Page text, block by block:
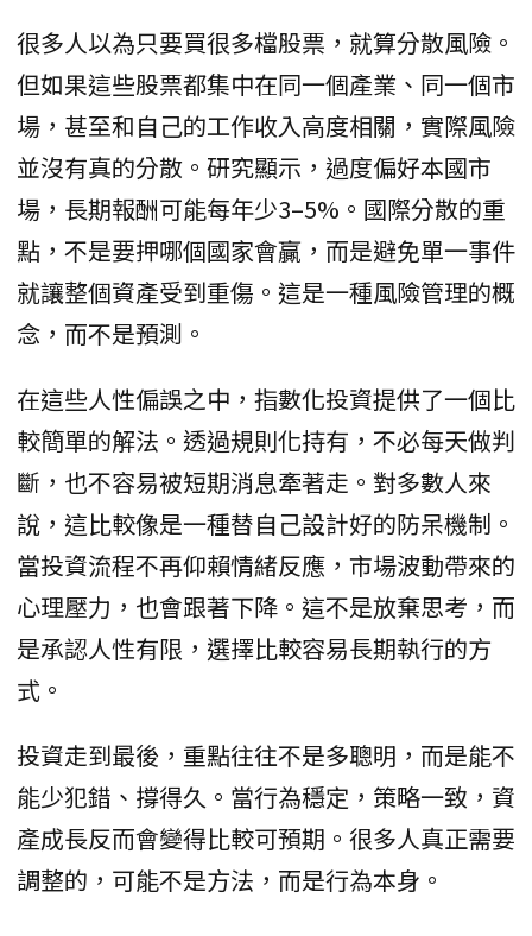
很多人以為只要買很多檔股票，就算分散風險。
但如果這些股票都集中在同一個產業、同一個市
場，甚至和自己的工作收入高度相關，實際風險
並沒有真的分散。研究顯示，過度偏好本國市
場，長期報酬可能每年少3–5%。國際分散的重
點，不是要押哪個國家會贏，而是避免單一事件
就讓整個資產受到重傷。這是一種風險管理的概
念，而不是預測。
在這些人性偏誤之中，指數化投資提供了一個比
較簡單的解法。透過規則化持有，不必每天做判
斷，也不容易被短期消息牽著走。對多數人來
說，這比較像是一種替自己設計好的防呆機制。
當投資流程不再仰賴情緒反應，市場波動帶來的
心理壓力，也會跟著下降。這不是放棄思考，而
是承認人性有限，選擇比較容易長期執行的方
式。
投資走到最後，重點往往不是多聰明，而是能不
能少犯錯、撐得久。當行為穩定，策略一致，資
產成長反而會變得比較可預期。很多人真正需要
調整的，可能不是方法，而是行為本身。